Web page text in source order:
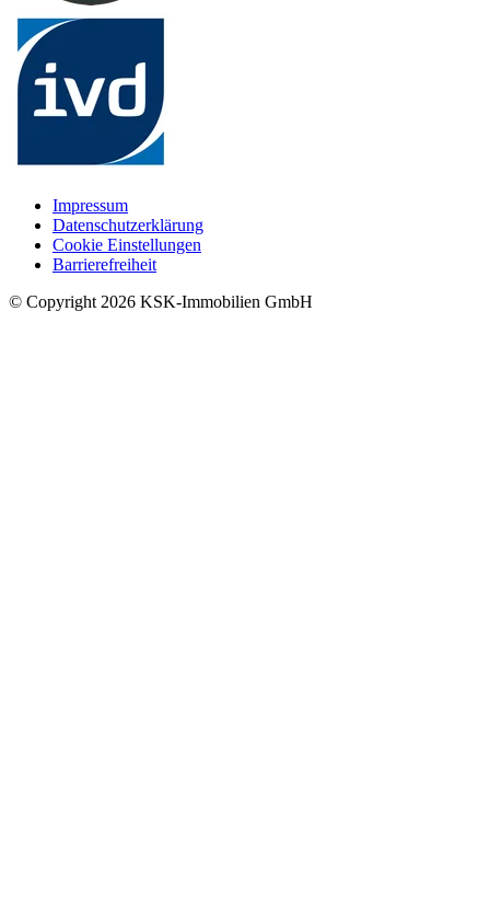
Impressum
Datenschutzerklärung
Cookie Einstellungen
Barrierefreiheit
© Copyright 2026 KSK-Immobilien GmbH